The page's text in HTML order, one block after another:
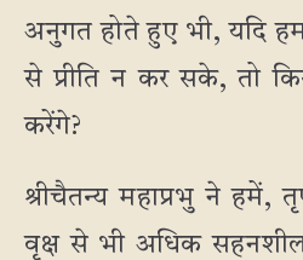
अनुगत होते हुए़ भी, यदि
से प्रीति न कर सके, तो
करेंगे?
श्रीचैतन्य महाप्रभु ने
वृक्ष से भी अधिक